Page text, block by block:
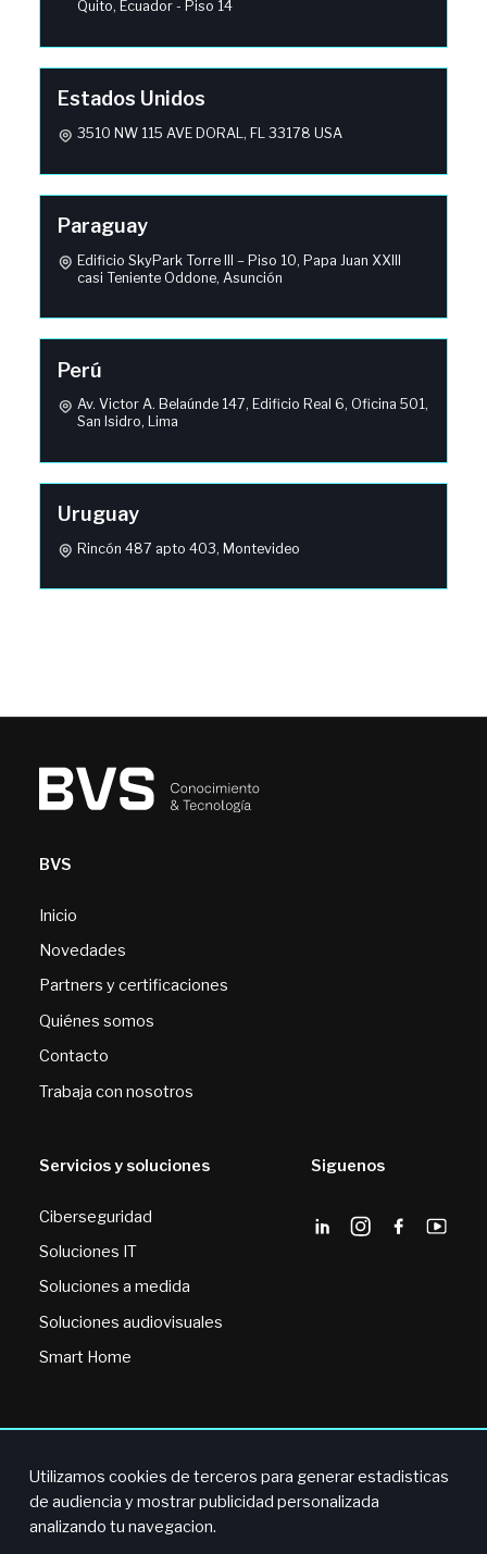
Utilizamos cookies de terceros para generar estadisticas
de audiencia y mostrar publicidad personalizada
analizando tu navegacion.
Quito, Ecuador - Piso 14
Estados Unidos
3510 NW 115 AVE DORAL, FL 33178 USA
Paraguay
Edificio SkyPark Torre III – Piso 10, Papa Juan XXIII
casi Teniente Oddone, Asunción
Perú
Av. Victor A. Belaúnde 147, Edificio Real 6, Oficina 501,
San Isidro, Lima
Uruguay
Rincón 487 apto 403, Montevideo
BVS
Inicio
Novedades
Partners y certificaciones
Quiénes somos
Contacto
Trabaja con nosotros
Servicios y soluciones
Ciberseguridad
Soluciones IT
Soluciones a medida
Soluciones audiovisuales
Smart Home
Siguenos
© 2024 BVS. Todos los derechos reservados.